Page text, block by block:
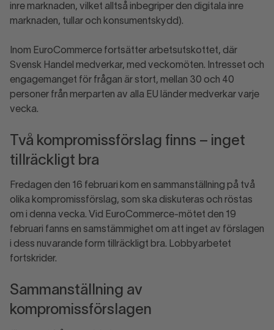
inre marknaden, vilket alltså inbegriper den digitala inre
marknaden, tullar och konsumentskydd).
Inom EuroCommerce fortsätter arbetsutskottet, där
Svensk Handel medverkar, med veckomöten. Intresset och
engagemanget för frågan är stort, mellan 30 och 40
personer från merparten av alla EU länder medverkar varje
vecka.
Två kompromissförslag finns – inget
tillräckligt bra
Fredagen den 16 februari kom en sammanställning på två
olika kompromissförslag, som ska diskuteras och röstas
om i denna vecka. Vid EuroCommerce-mötet den 19
februari fanns en samstämmighet om att inget av förslagen
i dess nuvarande form tillräckligt bra. Lobbyarbetet
fortskrider.
Sammanställning av
kompromissförslagen